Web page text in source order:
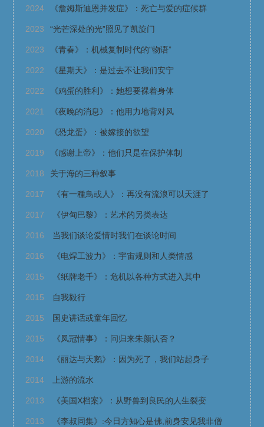
2024 《詹姆斯迪恩并发症》：死亡与爱的症候群
2023 “光芒深处的光”照见了凯旋门
2023 《青春》：机械复制时代的“物语”
2022 《星期天》：是过去不让我们安宁
2022 《鸡蛋的胜利》：她想要裸着身体
2021 《夜晚的消息》：他用力地背对风
2020 《恐龙蛋》：被嫁接的欲望
2019 《感谢上帝》：他们只是在保护体制
2018 关于海的三种叙事
2017 《有一種鳥或人》：再没有流浪可以天涯了
2017 《伊甸巴黎》：艺术的另类表达
2016 当我们谈论爱情时我们在谈论时间
2016 《电焊工波力》：宇宙规则和人类情感
2015 《纸牌老千》：危机以各种方式进入其中
2015 自我毅行
2015 国史讲话或童年回忆
2015 《凤冠情事》：问归来朱颜认否？
2014 《丽达与天鹅》：因为死了，我们站起身子
2014 上游的流水
2013 《美国X档案》：从野兽到良民的人生裂变
2013 《李叔同集》:今日方知心是佛,前身安见我非僧